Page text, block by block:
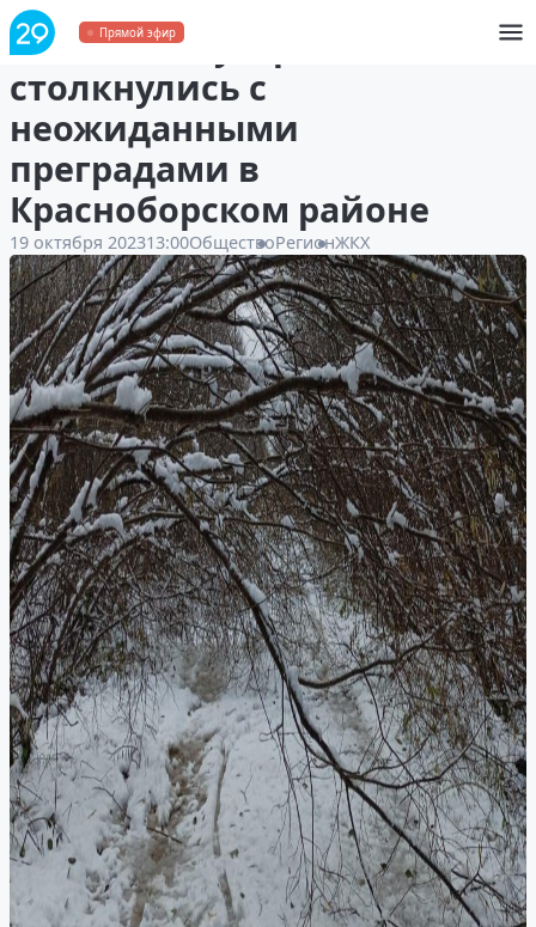
Прямой эфир
Экипажи мусоровозов
столкнулись с
неожиданными
преградами в
Красноборском районе
19 октября 202313:00ОбществоРегионЖКХ